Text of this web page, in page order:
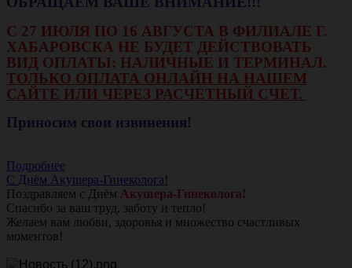
С 27 ИЮЛЯ ПО 16 АВГУСТА В ФИЛИАЛЕ Г.
ХАБАРОВСКА НЕ БУДЕТ ДЕЙСТВОВАТЬ
ВИД ОПЛАТЫ: НАЛИЧНЫЕ И ТЕРМИНАЛ.
ТОЛЬКО ОПЛАТА ОНЛАЙН НА НАШЕМ
САЙТЕ ИЛИ ЧЕРЕЗ РАСЧЕТНЫЙ СЧЕТ.
Приносим свои извинения!
Подробнее
С Днём Акушера-Гинеколога!
Поздравляем с Днём Акушера-Гинеколога!
Спасибо за ваш труд, заботу и тепло!
Желаем вам любви, здоровья и множество счастливых
моментов!